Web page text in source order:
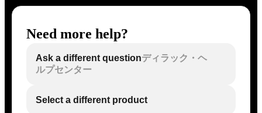
Need more help?
Ask a different questionディラック・ヘ
ルプセンター
Select a different product